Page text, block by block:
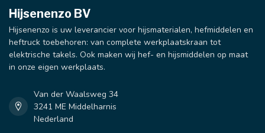
Hijsenenzo BV
Hijsenenzo is uw leverancier voor hijsmaterialen, hefmiddelen en
heftruck toebehoren: van complete werkplaatskraan tot
elektrische takels. Ook maken wij hef- en hijsmiddelen op maat
in onze eigen werkplaats.
Van der Waalsweg 34
3241 ME Middelharnis
Nederland